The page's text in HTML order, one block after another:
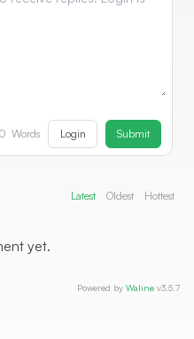
0 Words Login Submit
Latest Oldest Hottest
yet.
Powered by Waline v3.5.7